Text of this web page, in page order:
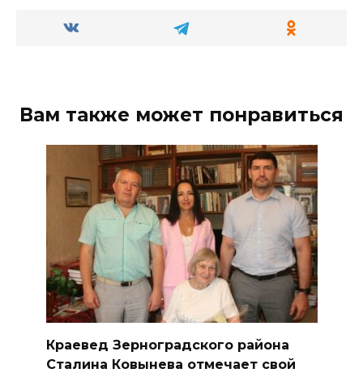
Вам также может понравиться
Краевед Зерноградского района
Сталина Ковынева отмечает свой